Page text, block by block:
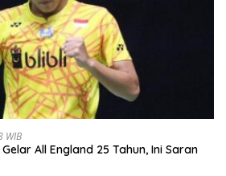
WIB
All England 25 Tahun, Ini Saran